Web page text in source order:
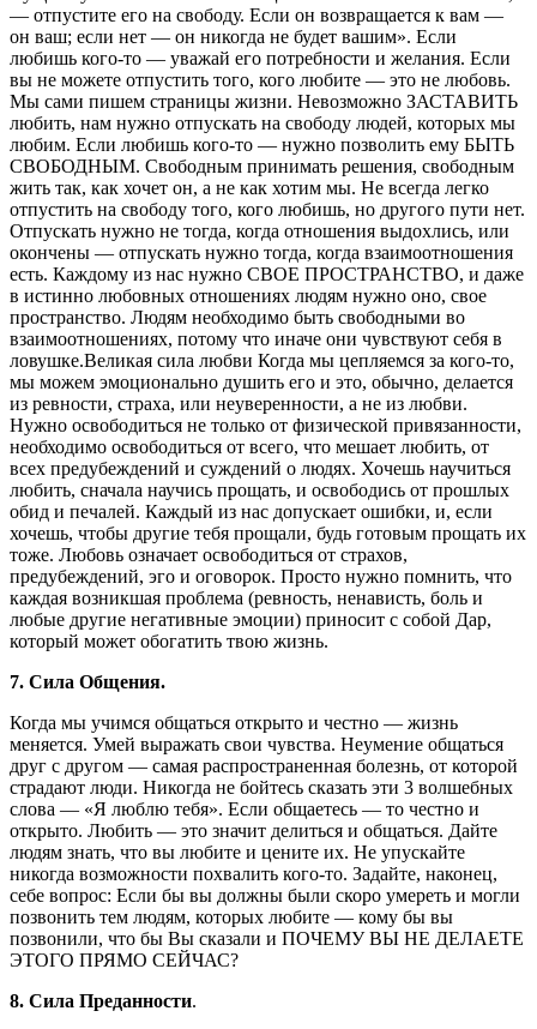
— отпустите его на свободу. Если он возвращается к вам —
он ваш; если нет — он никогда не будет вашим». Если
любишь кого-то — уважай его потребности и желания. Если
вы не можете отпустить того, кого любите — это не любовь.
Мы сами пишем страницы жизни. Невозможно ЗАСТАВИТЬ
любить, нам нужно отпускать на свободу людей, которых мы
любим. Если любишь кого-то — нужно позволить ему БЫТЬ
СВОБОДНЫМ. Свободным принимать решения, свободным
жить так, как хочет он, а не как хотим мы. Не всегда легко
отпустить на свободу того, кого любишь, но другого пути нет.
Отпускать нужно не тогда, когда отношения выдохлись, или
окончены — отпускать нужно тогда, когда взаимоотношения
есть. Каждому из нас нужно СВОЕ ПРОСТРАНСТВО, и даже
в истинно любовных отношениях людям нужно оно, свое
пространство. Людям необходимо быть свободными во
взаимоотношениях, потому что иначе они чувствуют себя в
ловушке.Великая сила любви Когда мы цепляемся за кого-то,
мы можем эмоционально душить его и это, обычно, делается
из ревности, страха, или неуверенности, а не из любви.
Нужно освободиться не только от физической привязанности,
необходимо освободиться от всего, что мешает любить, от
всех предубеждений и суждений о людях. Хочешь научиться
любить, сначала научись прощать, и освободись от прошлых
обид и печалей. Каждый из нас допускает ошибки, и, если
хочешь, чтобы другие тебя прощали, будь готовым прощать их
тоже. Любовь означает освободиться от страхов,
предубеждений, эго и оговорок. Просто нужно помнить, что
каждая возникшая проблема (ревность, ненависть, боль и
любые другие негативные эмоции) приносит с собой Дар,
который может обогатить твою жизнь.
7. Сила Общения.
Когда мы учимся общаться открыто и честно — жизнь
меняется. Умей выражать свои чувства. Неумение общаться
друг с другом — самая распространенная болезнь, от которой
страдают люди. Никогда не бойтесь сказать эти 3 волшебных
слова — «Я люблю тебя». Если общаетесь — то честно и
открыто. Любить — это значит делиться и общаться. Дайте
людям знать, что вы любите и цените их. Не упускайте
никогда возможности похвалить кого-то. Задайте, наконец,
себе вопрос: Если бы вы должны были скоро умереть и могли
позвонить тем людям, которых любите — кому бы вы
позвонили, что бы Вы сказали и ПОЧЕМУ ВЫ НЕ ДЕЛАЕТЕ
ЭТОГО ПРЯМО СЕЙЧАС?
8. Сила Преданности.